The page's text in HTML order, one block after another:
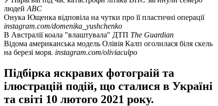
людей ABC
Онука Ющенка відповіла на чутки про її пластичні операції
instagram.com/domenika_yushchenko
В Австралії коала "влаштувала" ДТП The Guardian
Відома американська модель Олівія Калп оголилася біля скель
на березі моря. instagram.com/oliviaculpo
Підбірка яскравих фотограій та
ілюстрацій подій, що сталися в Україні
та світі 10 лютого 2021 року.